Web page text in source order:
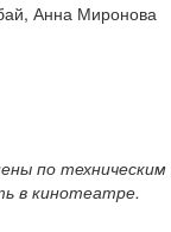
Анна Миронова
по
в кинотеатре.